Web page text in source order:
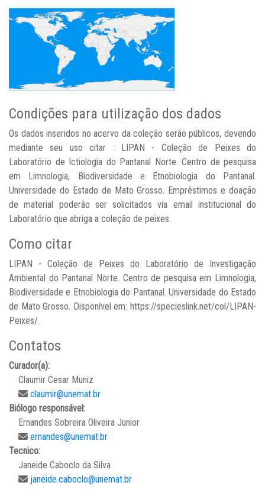
Condições para utilização dos dados
Os dados inseridos no acervo da coleção serão públicos, devendo
mediante seu uso citar : LIPAN - Coleção de Peixes do
Laboratório de Ictiologia do Pantanal Norte. Centro de pesquisa
em Limnologia, Biodiversidade e Etnobiologia do Pantanal.
Universidade do Estado de Mato Grosso. Empréstimos e doação
de material poderão ser solicitados via email institucional do
Laboratório que abriga a coleção de peixes.
Como citar
LIPAN - Coleção de Peixes do Laboratório de Investigação
Ambiental do Pantanal Norte. Centro de pesquisa em Limnologia,
Biodiversidade e Etnobiologia do Pantanal. Universidade do Estado
de Mato Grosso. Disponível em: https://specieslink.net/col/LIPAN-
Peixes/.
Contatos
Curador(a):
Claumir Cesar Muniz
claumir@unemat.br
Biólogo responsável:
Ernandes Sobreira Oliveira Junior
ernandes@unemat.br
Tecnico:
Janeide Caboclo da Silva
janeide.caboclo@unemat.br